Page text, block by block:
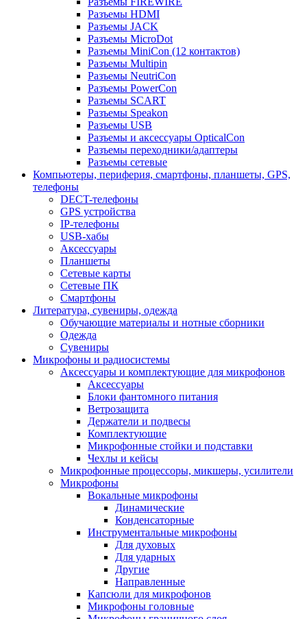
Разъемы HDMI
Разъемы JACK
Разъемы MicroDot
Разъемы MiniCon (12 контактов)
Разъемы Multipin
Разъемы NeutriCon
Разъемы PowerCon
Разъемы SCART
Разъемы Speakon
Разъемы USB
Разъемы и аксессуары OpticalCon
Разъемы переходники/адаптеры
Разъемы сетевые
Компьютеры, периферия, смартфоны, планшеты, GPS,
телефоны
DECT-телефоны
GPS устройства
IP-телефоны
USB-хабы
Аксессуары
Планшеты
Сетевые карты
Сетевые ПК
Смартфоны
Литература, сувениры, одежда
Обучающие материалы и нотные сборники
Одежда
Сувениры
Микрофоны и радиосистемы
Аксессуары и комплектующие для микрофонов
Аксессуары
Блоки фантомного питания
Ветрозащита
Держатели и подвесы
Комплектующие
Микрофонные стойки и подставки
Чехлы и кейсы
Микрофонные процессоры, микшеры, усилители
Микрофоны
Вокальные микрофоны
Динамические
Конденсаторные
Инструментальные микрофоны
Для духовых
Для ударных
Другие
Направленные
Капсюли для микрофонов
Микрофоны головные